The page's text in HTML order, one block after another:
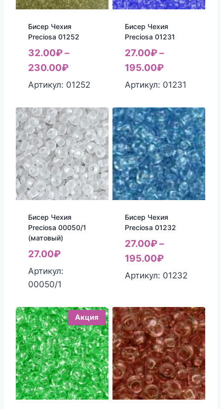
Бисер Чехия
Preciosa 01252
32.00₽–
230.00₽
Артикул: 01252
Бисер Чехия
Preciosa 01231
27.00₽–
195.00₽
Артикул: 01231
Бисер Чехия
Preciosa 00050/1
(матовый)
27.00₽
Артикул:
00050/1
Бисер Чехия
Preciosa 01232
27.00₽–
195.00₽
Артикул: 01232
Акция